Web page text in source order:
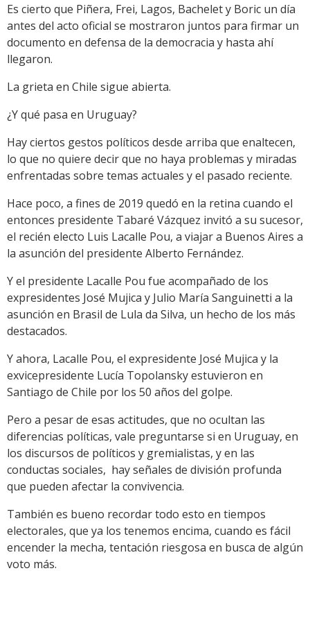
Es cierto que Piñera, Frei, Lagos, Bachelet y Boric un día
antes del acto oficial se mostraron juntos para firmar un
documento en defensa de la democracia y hasta ahí
llegaron.
La grieta en Chile sigue abierta.
¿Y qué pasa en Uruguay?
Hay ciertos gestos políticos desde arriba que enaltecen,
lo que no quiere decir que no haya problemas y miradas
enfrentadas sobre temas actuales y el pasado reciente.
Hace poco, a fines de 2019 quedó en la retina cuando el
entonces presidente Tabaré Vázquez invitó a su sucesor,
el recién electo Luis Lacalle Pou, a viajar a Buenos Aires a
la asunción del presidente Alberto Fernández.
Y el presidente Lacalle Pou fue acompañado de los
expresidentes José Mujica y Julio María Sanguinetti a la
asunción en Brasil de Lula da Silva, un hecho de los más
destacados.
Y ahora, Lacalle Pou, el expresidente José Mujica y la
exvicepresidente Lucía Topolansky estuvieron en
Santiago de Chile por los 50 años del golpe.
Pero a pesar de esas actitudes, que no ocultan las
diferencias políticas, vale preguntarse si en Uruguay, en
los discursos de políticos y gremialistas, y en las
conductas sociales, hay señales de división profunda
que pueden afectar la convivencia.
También es bueno recordar todo esto en tiempos
electorales, que ya los tenemos encima, cuando es fácil
encender la mecha, tentación riesgosa en busca de algún
voto más.